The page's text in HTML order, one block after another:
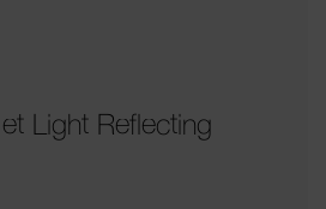
Light Reflecting